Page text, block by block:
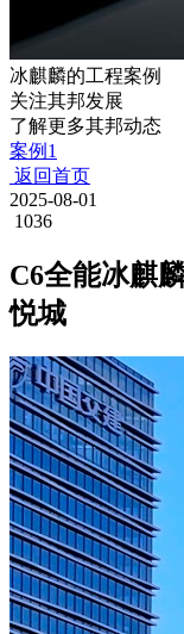
冰麒麟的工程案例
关注其邦发展
了解更多其邦动态
案例1
返回首页
2025-08-01
1036
C6全能冰麒
悦城